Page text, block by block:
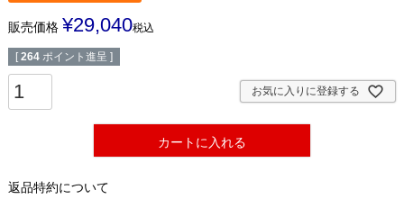
販売価格 ¥29,040税込
[ 264 ポイント進呈 ]
お気に入りに登録する
カートに入れる
返品特約について